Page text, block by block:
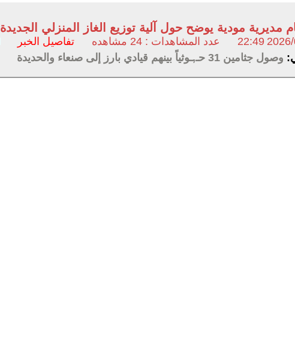
مديرية مودية يوضح حول آلية توزيع الغاز المنزلي الجديدة
22:49 عدد المشاهدات : 24 مشاهده تفاصيل الخبر
وصول جثامين 31 حـ,ـوثياً بينهم قيادي بارز إلى صنعاء والحديدة